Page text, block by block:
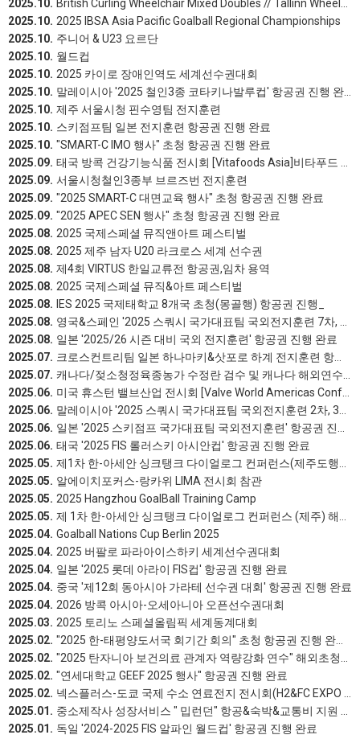
2025.10. British Curling Wheelchair Mixed Doubles // Tallinn Wheelchair Mixed Doubles 2025
2025.10. 2025 IBSA Asia Pacific Goalball Regional Championships
2025.10. 주니어 & U23 요르단
2025.10. 월드컵
2025.10. 2025 카이로 장애인역도 세계선수권대회
2025.10. 말레이시아 '2025 철인3종 코타키나발루컵' 항공권 진행 완료
2025.10. 제주 서울시청 핀수영팀 전지훈련
2025.10. 스키점프팀 일본 전지훈련 항공권 진행 완료
2025.10. "SMART-C IMO 행사" 초청 항공권 진행 완료
2025.09. 태국 방콕 건강기능식품 전시회 [Vitafoods Asia]비타푸드 전시회
2025.09. 서울시청철인3종부 브르즈번 전지훈련
2025.09. "2025 SMART-C 대면교육 행사" 초청 항공권 진행 완료
2025.09. "2025 APEC SEN 행사" 초청 항공권 진행 완료
2025.08. 2025 국제스페셜 뮤직앤아트 페스티벌
2025.08. 2025 제주 남자 U20 라크로스 세계 선수권
2025.08. 제4회 VIRTUS 한일교류전 항공권,임차 용역
2025.08. 2025 국제스페셜 뮤직&아트 페스티벌
2025.08.
IES 2025 국제태학교 8개국 초청(몽골행) 항공권 진행_
2025.08. 영국&스페인 '2025 스쿼시 국가대표팀 국외전지훈련 7차, 8차' 항공권 진행 완료
2025.08. 일본 '2025/26 시즌 대비 국외 전지훈련' 항공권 진행 완료
2025.07. 크로스컨트리팀 일본 하나마키&삿포로 하계 전지훈련 항공권 진행 완료
2025.07. 캐나다/젖소청정육종농가 수정란 검수 및 캐나다 해외연수 진행건
2025.06. 미국 휴스턴 밸브산업 전시회 [Valve World Americas Conference & Exhibition] 참관
2025.06. 말레이시아 '2025 스쿼시 국가대표팀 국외전지훈련 2차, 3차' 항공권 진행 완료
2025.06. 일본 '2025 스키점프 국가대표팀 국외전지훈련' 항공권 진행 완료
2025.06. 태국 '2025 FIS 롤러스키 아시안컵' 항공권 진행 완료
2025.05. 제1차 한-아세안 싱크탱크 다이얼로그 컨퍼런스(제주도행사)
2025.05. 알에이치포커스-랑카위 LIMA 전시회 참관
2025.05. 2025 Hangzhou GoalBall Training Camp
2025.05. 제 1차 한-아세안 싱크탱크 다이얼로그 컨퍼런스 (제주) 해외 초청 항공권
2025.04. Goalball Nations Cup Berlin 2025
2025.04. 2025 버팔로 파라아이스하키 세계선수권대회
2025.04. 일본 '2025 롯데 아라이 FIS컵' 항공권 진행 완료
2025.04. 중국 '제12회 동아시아 가라테 선수권 대회' 항공권 진행 완료
2025.04. 2026 방콕 아시아-오세아니아 오픈선수권대회
2025.03. 2025 토리노 스페셜올림픽 세계동계대회
2025.02. "2025 한-태평양도서국 회기간 회의" 초청 항공권 진행 완료완료
2025.02. "2025 탄자니아 보건의료 관계자 역량강화 연수" 해외초청항공권 및 국내여행자보험 진행 완료
2025.02. "연세대학교 GEEF 2025 행사" 항공권 진행 완료
2025.02. 넥스플러스-도쿄 국제 수소 연료전지 전시회(H2&FC EXPO 2025) 참관
2025.01. 중소제작사 성장서비스 " 밉런던" 항공&숙박&교통비 지원 서비스
2025.01. 독일 '2024-2025 FIS 알파인 월드컵' 항공권 진행 완료